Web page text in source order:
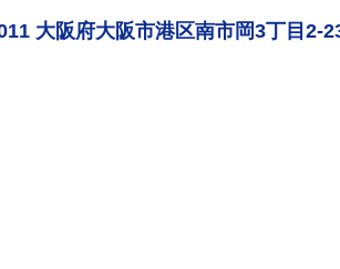
大阪府大阪市港区南市岡3丁目2-